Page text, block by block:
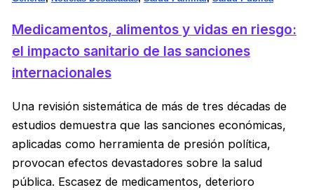
Medicamentos, alimentos y vidas en riesgo:
el impacto sanitario de las sanciones
internacionales
Una revisión sistemática de más de tres décadas de
estudios demuestra que las sanciones económicas,
aplicadas como herramienta de presión política,
provocan efectos devastadores sobre la salud
pública. Escasez de medicamentos, deterioro